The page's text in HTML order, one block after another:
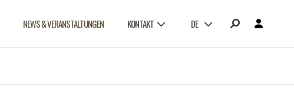
NEWS & VERANSTALTUNGEN KONTAKT DE